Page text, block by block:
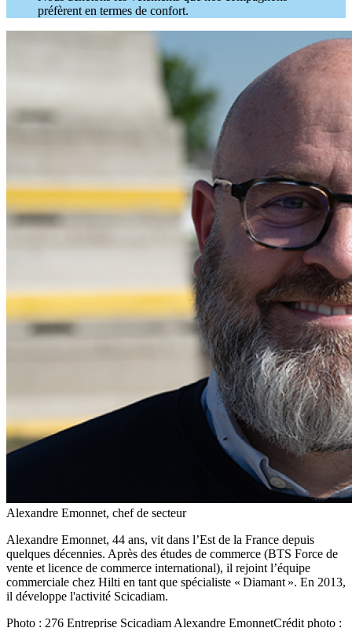
préfèrent en termes de confort.
Alexandre Emonnet, chef de secteur
Alexandre Emonnet, 44 ans, vit dans l’Est de la France depuis
quelques décennies. Après des études de commerce (BTS Force de
vente et licence de commerce international), il rejoint l’équipe
commerciale chez Hilti en tant que spécialiste « Diamant ». En 2013,
il développe l'activité Scicadiam.
Photo : 276 Entreprise Scicadiam Alexandre EmonnetCrédit photo :